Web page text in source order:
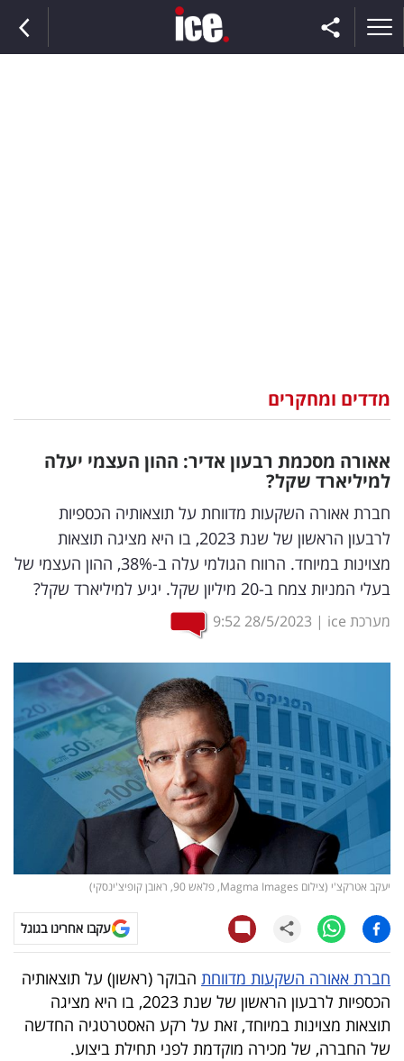
וצרכנות
דיגיטל
וטק
שיווק
ופרסום
משפט
מדדים
ומחקרים
דעות
רכילות
עסקית
קריפטו
ויראלי
טלוויזיה
עסקי
ספורט
קריירה
מדדים ומחקרים
אאורה מסכמת רבעון אדיר: ההון העצמי יעלה
למיליארד שקל?
חברת אאורה השקעות מדווחת על תוצאותיה הכספיות
לרבעון הראשון של שנת 2023, בו היא מציגה תוצאות
מצוינות במיוחד. הרווח הגולמי עלה ב-38%, ההון העצמי של
בעלי המניות צמח ב-20 מיליון שקל. יגיע למיליארד שקל?
מערכת ice |
28/5/2023
9:52
יעקב אטרקצ'י (צילום Magma Images, פלאש 90, ראובן קופיצ'ינסקי)
עקבו אחרינו בגוגל
חברת אאורה השקעות מדווחת הבוקר (ראשון) על תוצאותיה
הכספיות לרבעון הראשון של שנת 2023, בו היא מציגה
תוצאות מצוינות במיוחד, זאת על רקע האסטרטגיה החדשה
של החברה, של מכירה מוקדמת לפני תחילת ביצוע.